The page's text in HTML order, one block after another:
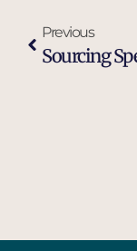
Previous